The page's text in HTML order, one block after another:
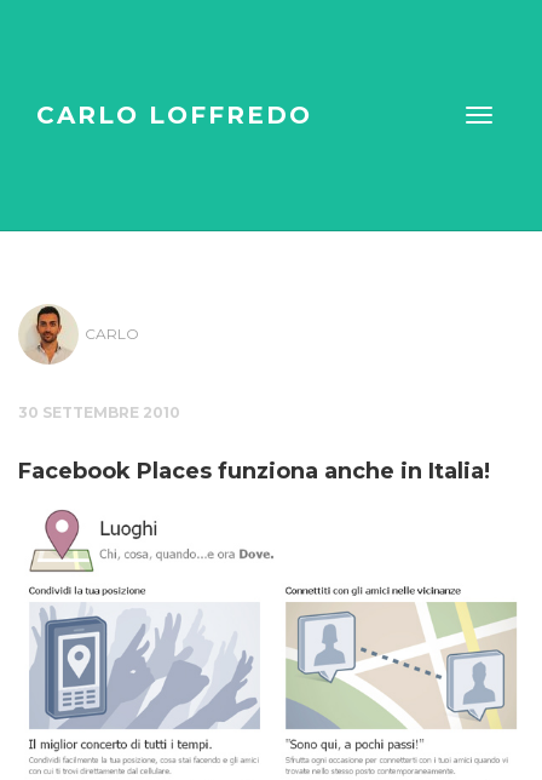
CARLO LOFFREDO
CARLO
30 SETTEMBRE 2010
Facebook Places funziona anche in Italia!